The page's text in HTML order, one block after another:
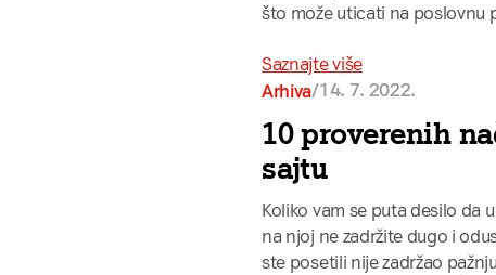
što može uticati na poslovnu
Saznajte više
Arhiva/14. 7. 2022.
10 proverenih
sajtu
Koliko vam se puta desilo da
na njoj ne zadržite dugo i
ste posetili nije zadržao